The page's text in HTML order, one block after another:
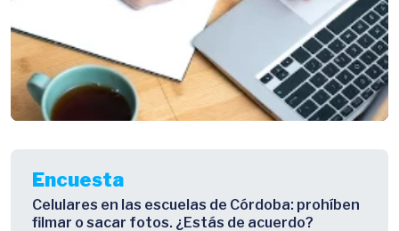
Encuesta
Celulares en las escuelas de Córdoba: prohíben
filmar o sacar fotos. ¿Estás de acuerdo?